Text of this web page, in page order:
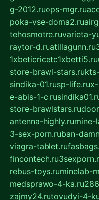
g-2012.ruops-mgr.ru
poka-vse-doma2.ru
tehosmotre.ruvarieta-
raytor-d.ruatillagunn.ru
1xbeticricetc1xbetti5.ru
store-brawl-stars.ru
sindika-01.rusp-life.ru
e-abis-1-c.ru
store-brawlstars.ru
antenna-highly.rumine-
3-sex-porn.ruban-
viagra-tablet.ru
fincontech.ru
rebus-toys.ruminelab-
medsprawo-4-ka.ru
zajmy24.rutovudyi-4-